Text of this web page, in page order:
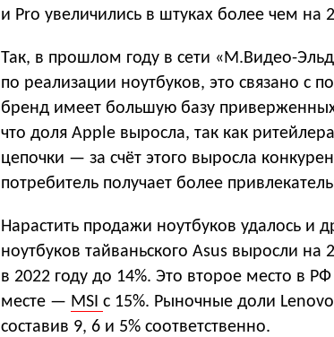
и Pro увеличились в штуках более чем на
Так, в прошлом году в сети «М.Видео-
по реализации ноутбуков, это связано с
бренд имеет большую базу
что доля Apple выросла, так как
цепочки — за счёт этого выросла
потребитель получает более
Нарастить продажи ноутбуков удалось и
ноутбуков тайваньского Asus выросли на
в 2022 году до 14%. Это второе место в
месте — MSI c 15%. Рыночные доли
составив 9, 6 и 5% соответственно.